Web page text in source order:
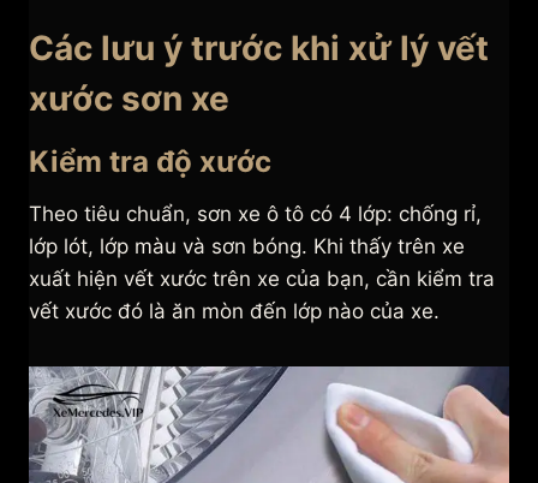
Các lưu ý trước khi xử lý vết
xước sơn xe
Kiểm tra độ xước
Theo tiêu chuẩn, sơn xe ô tô có 4 lớp: chống rỉ,
lớp lót, lớp màu và sơn bóng. Khi thấy trên xe
xuất hiện vết xước trên xe của bạn, cần kiểm tra
vết xước đó là ăn mòn đến lớp nào của xe.